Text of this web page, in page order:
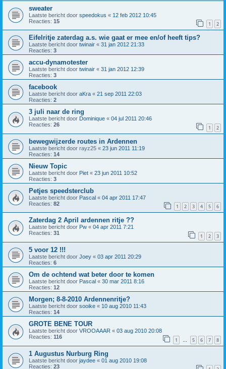
sweater
Laatste bericht door speedokus « 12 feb 2012 10:45
Reacties: 15 1 2
Eifelritje zaterdag a.s. wie gaat er mee en/of heeft tips?
Laatste bericht door twinair « 31 jan 2012 21:33
Reacties: 3
accu-dynamotester
Laatste bericht door twinair « 31 jan 2012 12:39
Reacties: 3
facebook
Laatste bericht door aKra « 21 sep 2011 22:03
Reacties: 2
3 juli naar de ring
Laatste bericht door Dominique « 04 jul 2011 20:46
Reacties: 26 1 2
bewegwijzerde routes in Ardennen
Laatste bericht door rayz25 « 23 jun 2011 11:19
Reacties: 14
Nieuw Topic
Laatste bericht door Piet « 23 jun 2011 10:52
Reacties: 3
Petjes speedsterclub
Laatste bericht door Pascal « 04 apr 2011 17:47
Reacties: 82 1 2 3 4 5 6
Zaterdag 2 April ardennen ritje ??
Laatste bericht door Pw « 04 apr 2011 7:21
Reacties: 31 1 2 3
5 voor 12 !!!
Laatste bericht door Joey « 03 apr 2011 20:29
Reacties: 6
Om de ochtend wat beter door te komen
Laatste bericht door Pascal « 30 mar 2011 8:16
Reacties: 12
Morgen; 8-8-2010 Ardennenritje?
Laatste bericht door sooike « 10 aug 2010 11:43
Reacties: 14
GROTE BENE TOUR
Laatste bericht door VROOAAAR « 03 aug 2010 20:08
Reacties: 116 1 … 5 6 7 8
1 Augustus Nurburg Ring
Laatste bericht door jaydee « 01 aug 2010 19:08
Reacties: 23